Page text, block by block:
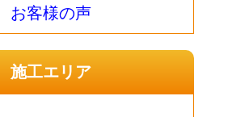
お客様の声
施工エリア